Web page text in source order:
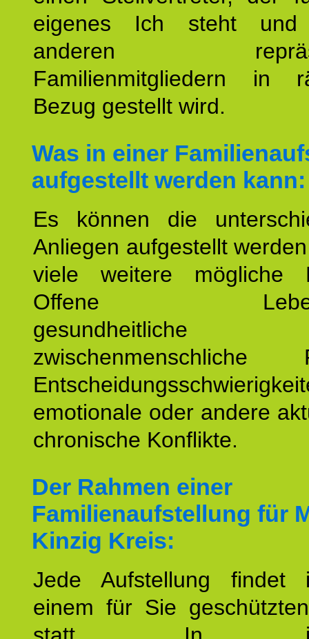
eigenes Ich steht
anderen
Familienmitgliedern in
Bezug gestellt wird.
Was in einer
aufgestellt werden kann:
Es können die
Anliegen aufgestellt
viele weitere mögliche
Offene
zwischenmenschliche
emotionale oder andere
chronische Konflikte.
Der Rahmen einer
Familienaufstellung für
Kinzig Kreis:
Jede Aufstellung findet
einem für Sie